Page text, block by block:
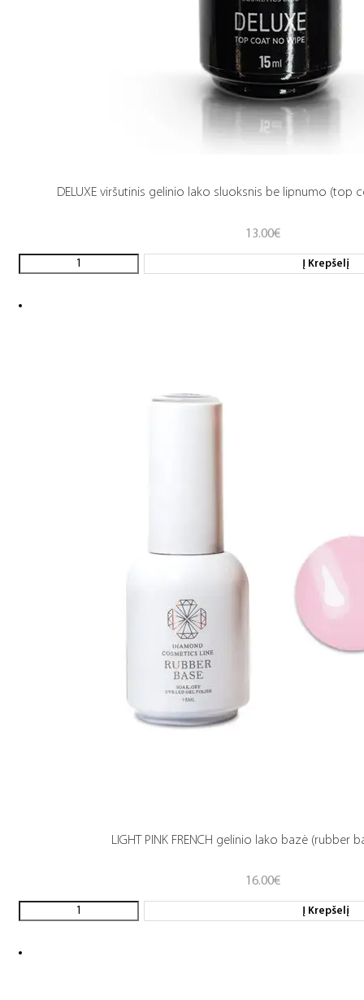
DELUXE viršutinis gelinio lako sluoksnis be lipnumo (top
13.00€
Į Krepšelį
LIGHT PINK FRENCH gelinio lako bazė (rubber
16.00€
Į Krepšelį